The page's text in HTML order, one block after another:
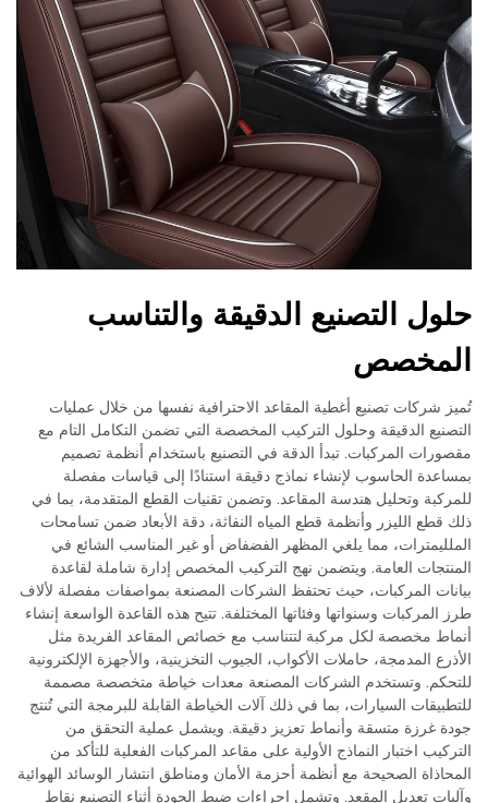
حلول التصنيع الدقيقة والتناسب
المخصص
تُميز شركات تصنيع أغطية المقاعد الاحترافية نفسها من خلال عمليات
التصنيع الدقيقة وحلول التركيب المخصصة التي تضمن التكامل التام مع
مقصورات المركبات. تبدأ الدقة في التصنيع باستخدام أنظمة تصميم
بمساعدة الحاسوب لإنشاء نماذج دقيقة استنادًا إلى قياسات مفصلة
للمركبة وتحليل هندسة المقاعد. وتضمن تقنيات القطع المتقدمة، بما في
ذلك قطع الليزر وأنظمة قطع المياه النفاثة، دقة الأبعاد ضمن تسامحات
الملليمترات، مما يلغي المظهر الفضفاض أو غير المناسب الشائع في
المنتجات العامة. ويتضمن نهج التركيب المخصص إدارة شاملة لقاعدة
بيانات المركبات، حيث تحتفظ الشركات المصنعة بمواصفات مفصلة لألاف
طرز المركبات وسنواتها وفئاتها المختلفة. تتيح هذه القاعدة الواسعة إنشاء
أنماط مخصصة لكل مركبة لتتناسب مع خصائص المقاعد الفريدة مثل
الأذرع المدمجة، حاملات الأكواب، الجيوب التخزينية، والأجهزة الإلكترونية
للتحكم. وتستخدم الشركات المصنعة معدات خياطة متخصصة مصممة
للتطبيقات السيارات، بما في ذلك آلات الخياطة القابلة للبرمجة التي تُنتج
جودة غرزة متسقة وأنماط تعزيز دقيقة. ويشمل عملية التحقق من
التركيب اختبار النماذج الأولية على مقاعد المركبات الفعلية للتأكد من
المحاذاة الصحيحة مع أنظمة أحزمة الأمان ومناطق انتشار الوسائد الهوائية
وآليات تعديل المقعد. وتشمل إجراءات ضبط الجودة أثناء التصنيع نقاط